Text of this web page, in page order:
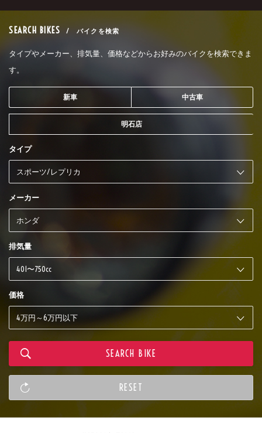
SEARCH BIKES / バイクを検索
タイプやメーカー、排気量、価格などからお好みのバイクを検索できま
す。
新車 中古車
明石店
タイプ
メーカー
排気量
価格